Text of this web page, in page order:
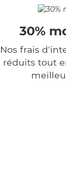
30%
Nos frais
réduits tout